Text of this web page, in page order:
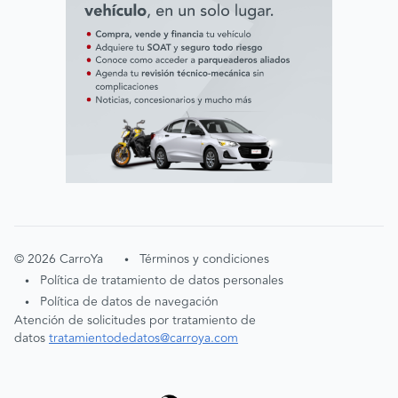
©2026 CarroYa • Términos y condiciones
• Política de tratamiento de datos personales
•
Política de datos de navegación
Atención de solicitudes por tratamiento de
datostratamientodedatos@carroya.com